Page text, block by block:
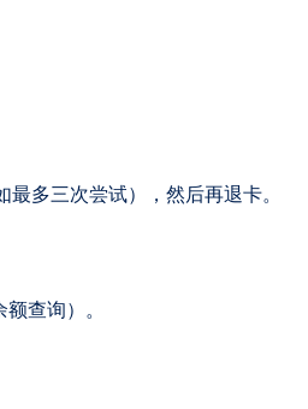
多三次尝试），然后再退卡。
查询）。